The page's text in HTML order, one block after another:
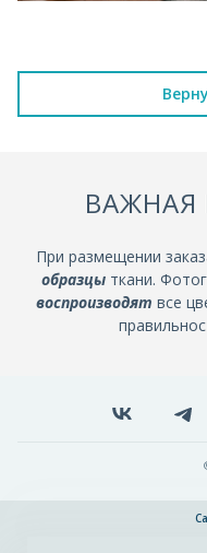
При размещении
образцыткани.
воспроизводят все